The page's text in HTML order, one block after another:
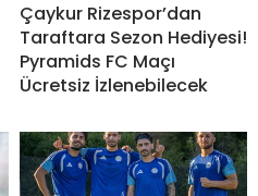
Çaykur Rizespor’dan
Taraftara Sezon Hediyesi!
Pyramids FC Maçı
Ücretsiz İzlenebilecek